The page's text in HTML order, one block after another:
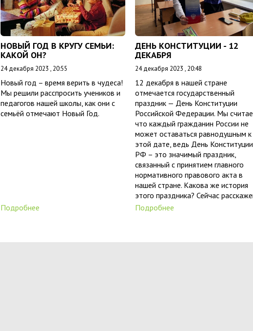
НОВЫЙ ГОД В КРУГУ СЕМЬИ:
КАКОЙ ОН?
24 декабря 2023 , 20:55
Новый год – время верить в чудеса!
Мы решили расспросить учеников и
педагогов нашей школы, как они с
семьёй отмечают Новый Год.
Подробнее
ДЕНЬ КОНСТИТУЦИИ - 12
ДЕКАБРЯ
24 декабря 2023 , 20:48
12 декабря в нашей стране
отмечается государственный
праздник — День Конституции
Российской Федерации. Мы
что каждый гражданин России не
может оставаться равнодушным к
этой дате, ведь День Конституции
РФ – это значимый праздник,
связанный с принятием главного
нормативного правового акта в
нашей стране. Какова же история
этого праздника? Сейчас
Подробнее